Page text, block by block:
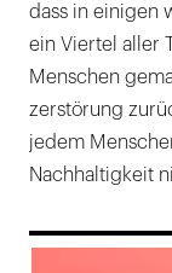
dass in einigen
ein Viertel aller
Menschen
zerstörung
jedem
Nachhaltigkeit